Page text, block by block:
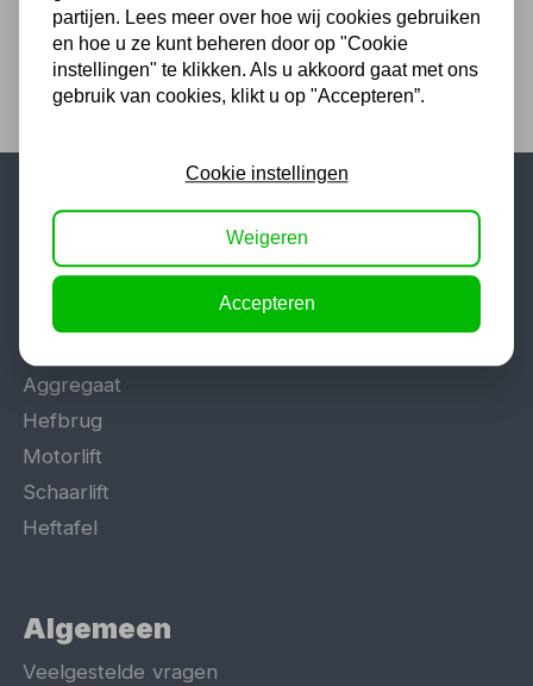
Populaire categorieën
Werkplaatsinrichting
Aggregaat
Hefbrug
Motorlift
Schaarlift
Heftafel
Algemeen
Veelgestelde vragen
partijen. Lees meer over hoe wij cookies gebruiken
en hoe u ze kunt beheren door op "Cookie
instellingen" te klikken. Als u akkoord gaat met ons
gebruik van cookies, klikt u op "Accepteren”.
Cookie instellingen
Weigeren
Accepteren